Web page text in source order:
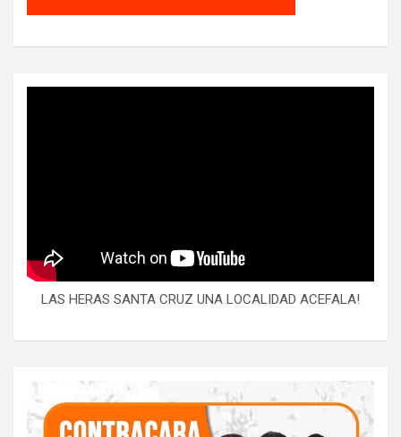
LAS HERAS SANTA CRUZ UNA LOCALIDAD ACEFALA!